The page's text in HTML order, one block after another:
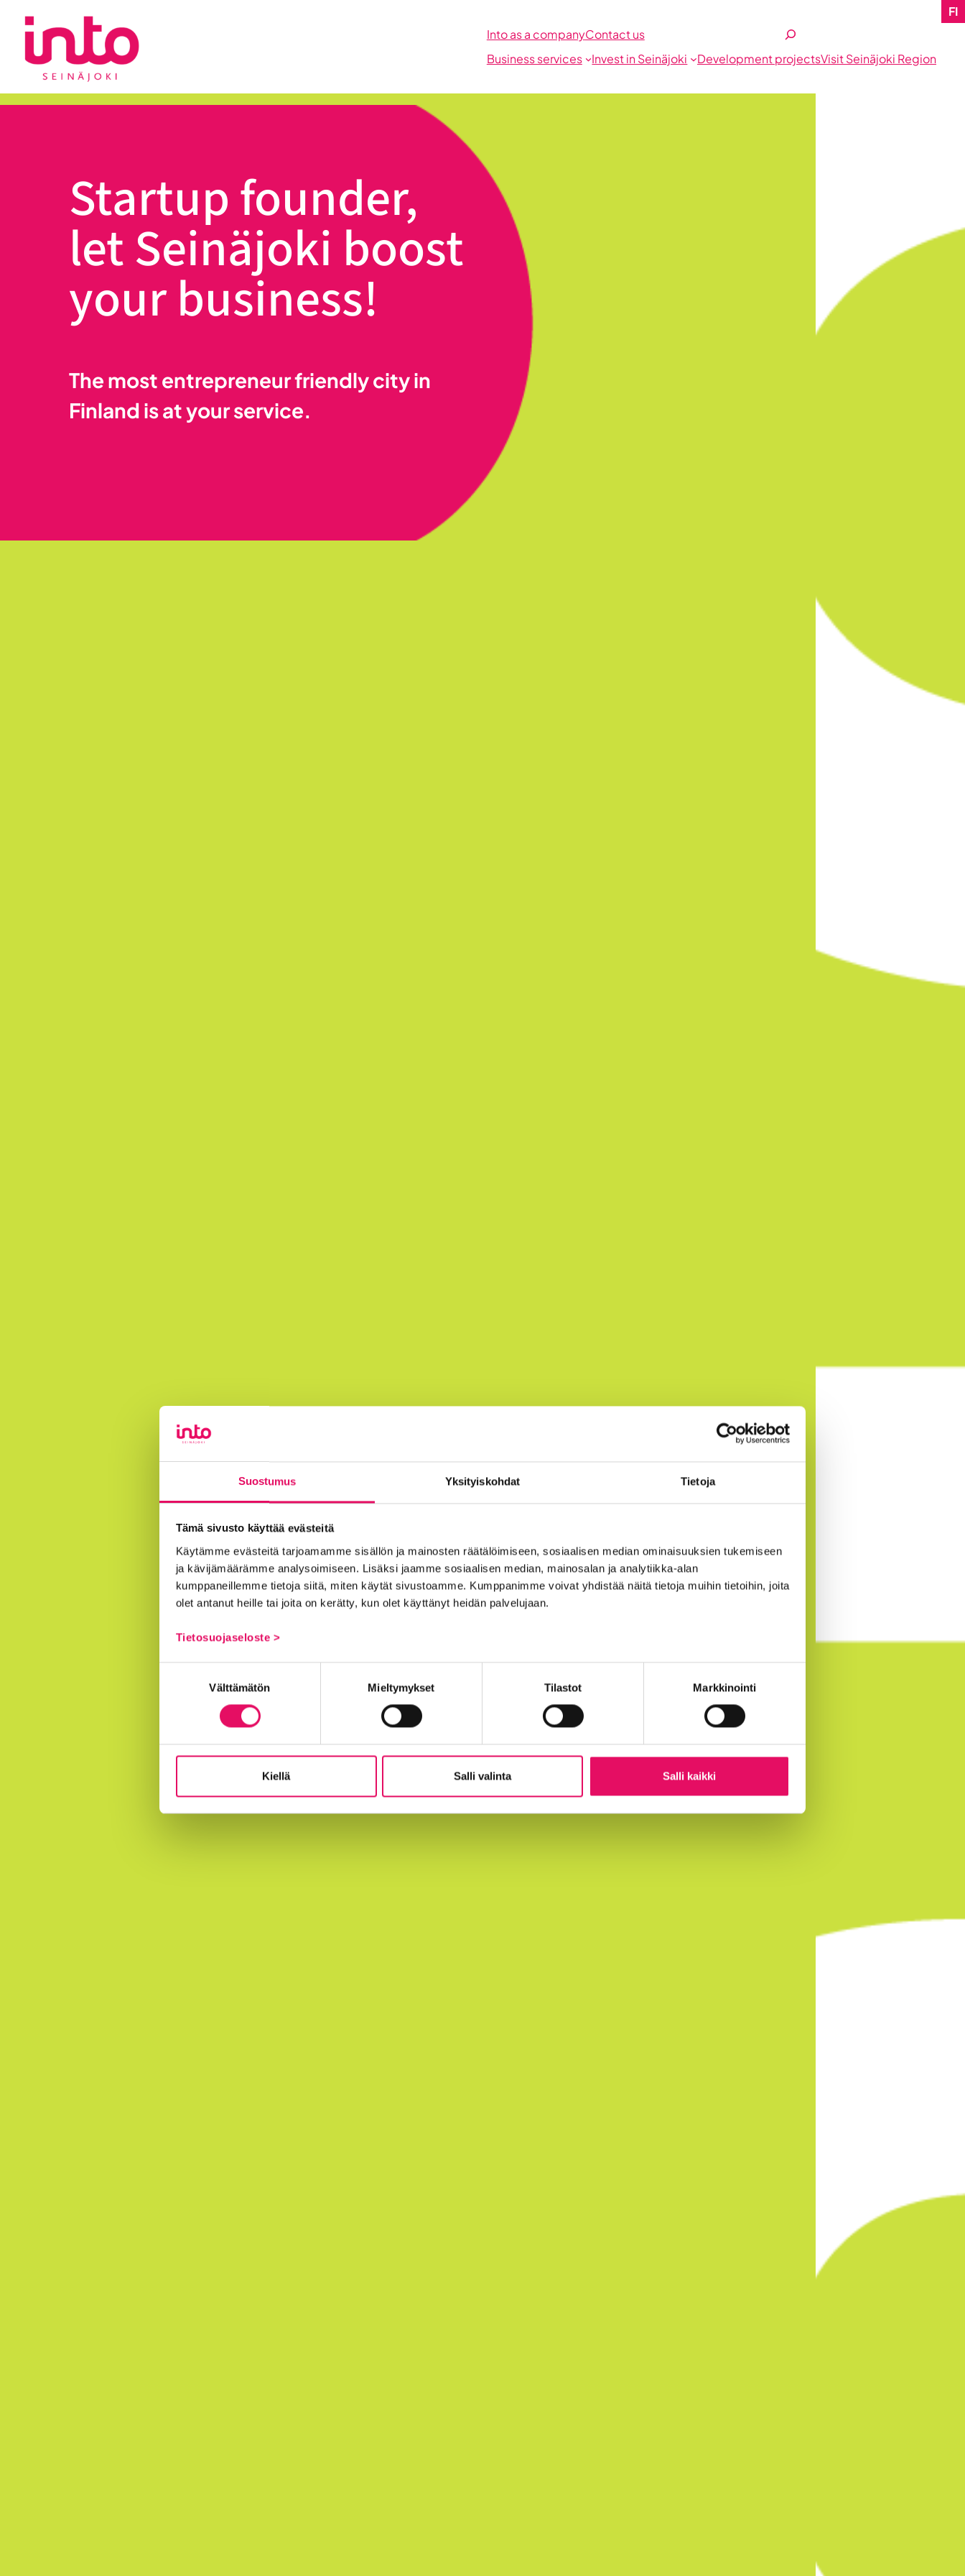
Suostumus Yksityiskohdat Tietoja
Tämä sivusto käyttää evästeitä
Käytämme evästeitä tarjoamamme sisällön ja mainosten räätälöimiseen, sosiaalisen median ominaisuuksien tukemiseen
ja kävijämäärämme analysoimiseen. Lisäksi jaamme sosiaalisen median, mainosalan ja analytiikka-alan
kumppaneillemme tietoja siitä, miten käytät sivustoamme. Kumppanimme voivat yhdistää näitä tietoja muihin tietoihin, joita
olet antanut heille tai joita on kerätty, kun olet käyttänyt heidän palvelujaan.
Tietosuojaseloste >
Välttämätön Mieltymykset Tilastot Markkinointi
Kiellä Salli valinta Salli kaikki
Into as a companyContact us
Etsi
Business services
Invest in Seinäjoki Development projectsVisit Seinäjoki Region
FI
Startup founder,
let Seinäjoki boost
your business!
The most entrepreneur friendly city in
Finland is at your service.